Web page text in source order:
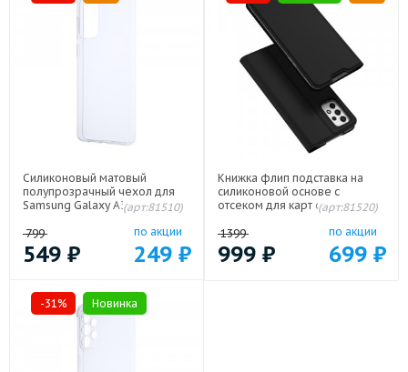
Силиконовый матовый
полупрозрачный чехол для
Samsung Galaxy A33 5G(арт:81510)
799
549 ₽
по акции
249 ₽
Книжка флип подставка на
силиконовой основе с
отсеком для карт с магнитной
A33 5G Черный
(арт:81520)
1399
999 ₽
по акции
699 ₽
-31% Новинка